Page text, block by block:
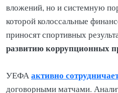
вложений, но и системную
которой колоссальные
приносят спортивных
развитию коррупционных
УЕФАактивно
договорными матчами.